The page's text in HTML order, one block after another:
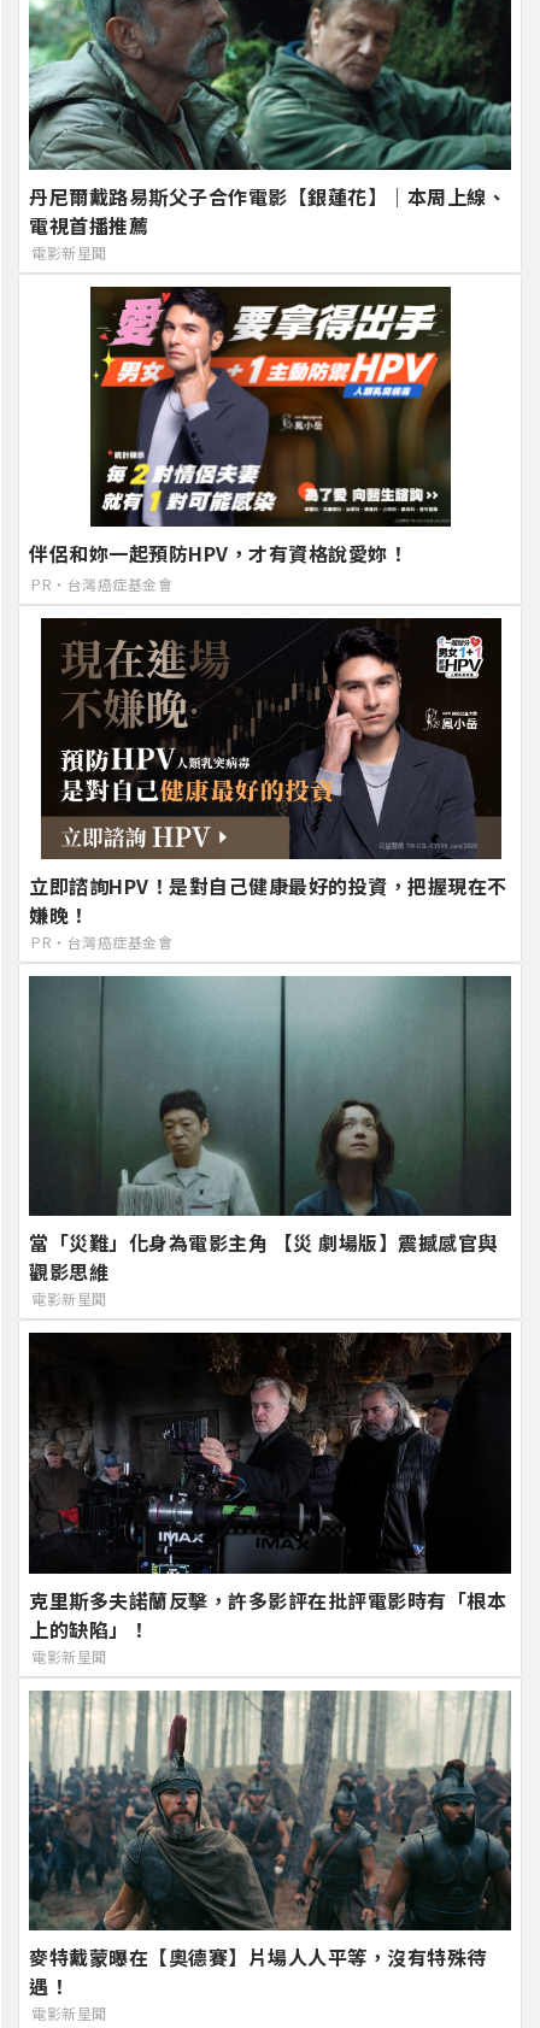
丹尼爾戴路易斯父子合作電影【銀蓮花】｜本周上線、
電視首播推薦
電影新星聞
伴侶和妳一起預防HPV，才有資格說愛妳！
PR・台灣癌症基金會
立即諮詢HPV！是對自己健康最好的投資，把握現在不
嫌晚！
PR・台灣癌症基金會
當「災難」化身為電影主角 【災 劇場版】震撼感官與
觀影思維
電影新星聞
克里斯多夫諾蘭反擊，許多影評在批評電影時有「根本
上的缺陷」！
電影新星聞
麥特戴蒙曝在【奧德賽】片場人人平等，沒有特殊待
遇！
電影新星聞